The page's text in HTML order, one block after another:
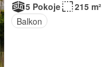
5 Pokoje
215 m²
Balkon